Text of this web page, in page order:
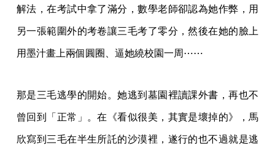
解法，在考試中拿了滿分，數學老師卻認為她作弊，用
另一張範圍外的考卷讓三毛考了零分，然後在她的臉上
用墨汁畫上兩個圓圈、逼她繞校園一周⋯⋯
那是三毛逃學的開始。她逃到墓園裡讀課外書，再也不
曾回到「正常」。在《看似很美，其實是壞掉的》，馬
欣寫到三毛在半生所託的沙漠裡，遂行的也不過就是逃